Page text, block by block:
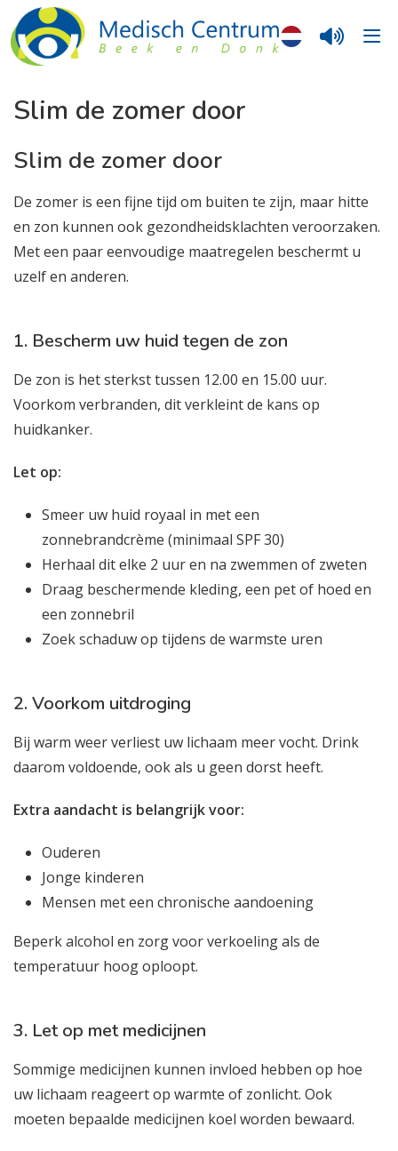
Slim de zomer door
Slim de zomer door
De zomer is een fijne tijd om buiten te zijn, maar hitte
en zon kunnen ook gezondheidsklachten veroorzaken.
Met een paar eenvoudige maatregelen beschermt u
uzelf en anderen.
1. Bescherm uw huid tegen de zon
De zon is het sterkst tussen 12.00 en 15.00 uur.
Voorkom verbranden, dit verkleint de kans op
huidkanker.
Let op:
Smeer uw huid royaal in met een
zonnebrandcrème (minimaal SPF 30)
Herhaal dit elke 2 uur en na zwemmen of zweten
Draag beschermende kleding, een pet of hoed en
een zonnebril
Zoek schaduw op tijdens de warmste uren
2. Voorkom uitdroging
Bij warm weer verliest uw lichaam meer vocht. Drink
daarom voldoende, ook als u geen dorst heeft.
Extra aandacht is belangrijk voor:
Ouderen
Jonge kinderen
Mensen met een chronische aandoening
Beperk alcohol en zorg voor verkoeling als de
temperatuur hoog oploopt.
3. Let op met medicijnen
Sommige medicijnen kunnen invloed hebben op hoe
uw lichaam reageert op warmte of zonlicht. Ook
moeten bepaalde medicijnen koel worden bewaard.